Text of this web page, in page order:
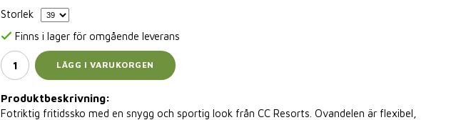
Storlek
Finns i lager för omgående leverans
LÄGG I VARUKORGEN
Produktbeskrivning:
Fotriktig fritidssko med en snygg och sportig look från CC Resorts. Ovandelen är flexibel,